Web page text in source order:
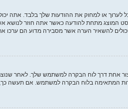
או למחוק את ההודעות שלך בלבד. אתה
המוצג מתחת להודעה כאשר אתה חוזר לנושא
להשאיר הערה אשר מסבירה מדוע הם ערכו
אחת דרך לוח הבקרה למשתמש שלך. לאחר
המתאימה בלוח הבקרה למשתמש. אם תעשה כך,